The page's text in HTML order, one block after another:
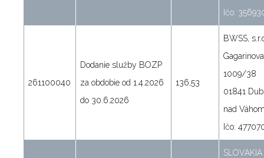
Ičo:
261100040
Dodanie služby BOZP
za obdobie od 1.4.2026
do 30.6.2026
136,53
BWSS,
Gagarinova
1009/38
01841
nad
Ičo:
SLOVAKIA